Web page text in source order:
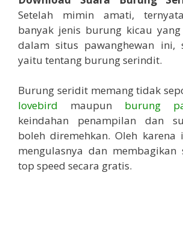
Setelah mimin amati,
banyak jenis burung kicau
dalam situs pawanghewan ini,
yaitu tentang burung serindit.
Burung seridit memang tidak
lovebird maupun burung
keindahan penampilan dan
boleh diremehkan. Oleh karena
mengulasnya dan
top speed secara gratis.